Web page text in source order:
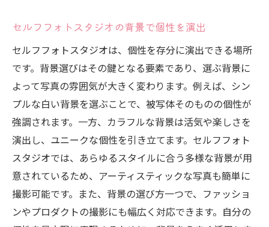
セルフフォトスタジオの背景で個性を演出
セルフフォトスタジオは、個性を存分に演出できる場所
です。背景選びはその鍵となる要素であり、選ぶ背景に
よって写真の雰囲気が大きく変わります。例えば、シン
プルな白い背景を選ぶことで、被写体そのものの個性が
強調されます。一方、カラフルな背景は活気や楽しさを
演出し、ユニークな個性を引き立てます。セルフフォト
スタジオでは、あらゆるスタイルに合う多様な背景が用
意されているため、アーティスティックな写真も簡単に
撮影可能です。また、背景の選び方一つで、ファッショ
ンやプロダクトの撮影にも幅広く対応できます。自分の